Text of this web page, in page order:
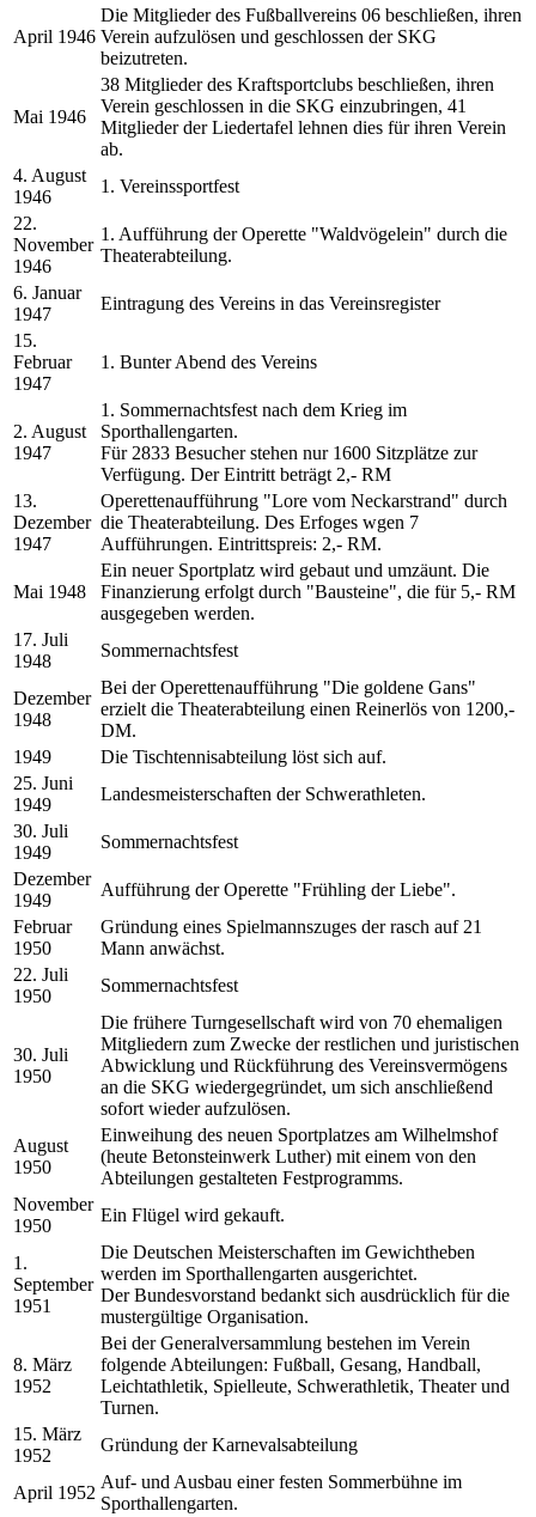
April 1946
Die Mitglieder des Fußballvereins 06 beschließen, ihren
Verein aufzulösen und geschlossen der SKG
beizutreten.
Mai 1946
38 Mitglieder des Kraftsportclubs beschließen, ihren
Verein geschlossen in die SKG einzubringen, 41
Mitglieder der Liedertafel lehnen dies für ihren Verein
ab.
4. August
1946
1. Vereinssportfest
22.
November
1946
1. Aufführung der Operette "Waldvögelein" durch die
Theaterabteilung.
6. Januar
1947
Eintragung des Vereins in das Vereinsregister
15.
Februar
1947
1. Bunter Abend des Vereins
2. August
1947
1. Sommernachtsfest nach dem Krieg im
Sporthallengarten.
Für 2833 Besucher stehen nur 1600 Sitzplätze zur
Verfügung. Der Eintritt beträgt 2,- RM
13.
Dezember
1947
Operettenaufführung "Lore vom Neckarstrand" durch
die Theaterabteilung. Des Erfoges wgen 7
Aufführungen. Eintrittspreis: 2,- RM.
Mai 1948
Ein neuer Sportplatz wird gebaut und umzäunt. Die
Finanzierung erfolgt durch "Bausteine", die für 5,- RM
ausgegeben werden.
17. Juli
1948
Sommernachtsfest
Dezember
1948
Bei der Operettenaufführung "Die goldene Gans"
erzielt die Theaterabteilung einen Reinerlös von 1200,-
DM.
1949
Die Tischtennisabteilung löst sich auf.
25. Juni
1949
Landesmeisterschaften der Schwerathleten.
30. Juli
1949
Sommernachtsfest
Dezember
1949
Aufführung der Operette "Frühling der Liebe".
Februar
1950
Gründung eines Spielmannszuges der rasch auf 21
Mann anwächst.
22. Juli
1950
Sommernachtsfest
30. Juli
1950
Die frühere Turngesellschaft wird von 70 ehemaligen
Mitgliedern zum Zwecke der restlichen und juristischen
Abwicklung und Rückführung des Vereinsvermögens
an die SKG wiedergegründet, um sich anschließend
sofort wieder aufzulösen.
August
1950
Einweihung des neuen Sportplatzes am Wilhelmshof
(heute Betonsteinwerk Luther) mit einem von den
Abteilungen gestalteten Festprogramms.
November
1950
Ein Flügel wird gekauft.
1.
September
1951
Die Deutschen Meisterschaften im Gewichtheben
werden im Sporthallengarten ausgerichtet.
Der Bundesvorstand bedankt sich ausdrücklich für die
mustergültige Organisation.
8. März
1952
Bei der Generalversammlung bestehen im Verein
folgende Abteilungen: Fußball, Gesang, Handball,
Leichtathletik, Spielleute, Schwerathletik, Theater und
Turnen.
15. März
1952
Gründung der Karnevalsabteilung
April 1952
Auf- und Ausbau einer festen Sommerbühne im
Sporthallengarten.